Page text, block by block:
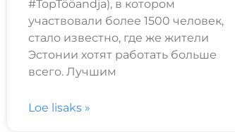
#TopTööandja), в котором
участвовали более 1500 человек,
стало известно, где же жители
Эстонии хотят работать больше
всего. Лучшим
Loe lisaks »